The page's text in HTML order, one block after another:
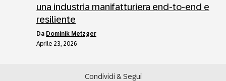
una industria manifatturiera end-to-end e
resiliente
da Dominik Metzger
Aprile 23, 2026
Condividi & Segui